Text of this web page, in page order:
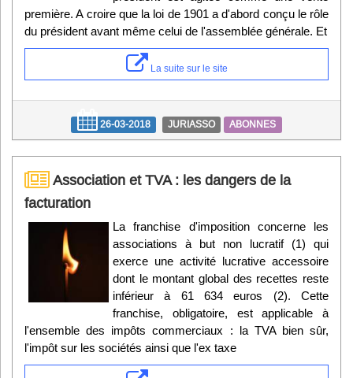
première. A croire que la loi de 1901 a d'abord conçu le rôle
du président avant même celui de l'assemblée générale. Et
La suite sur le site
26-03-2018 JURIASSO ABONNES
Association et TVA : les dangers de la
facturation
La franchise d'imposition concerne les
associations à but non lucratif (1) qui
exerce une activité lucrative accessoire
dont le montant global des recettes reste
inférieur à 61 634 euros (2). Cette
franchise, obligatoire, est applicable à
l'ensemble des impôts commerciaux : la TVA bien sûr,
l'impôt sur les sociétés ainsi que l'ex taxe